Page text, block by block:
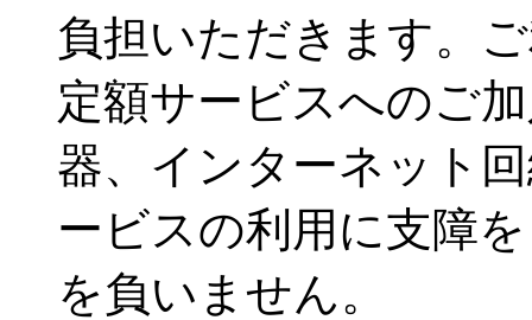
負担いただきます。
定額サービスへのご
器、インターネット
ービスの利用に支障
を負いません。